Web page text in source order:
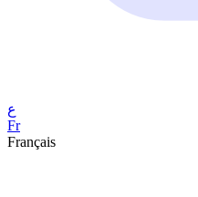
ع
Fr
Français